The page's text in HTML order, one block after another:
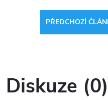
PŘEDCHOZÍ
Diskuze (0)